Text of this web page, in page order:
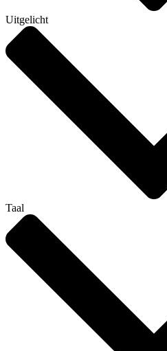
Uitgelicht
Taal